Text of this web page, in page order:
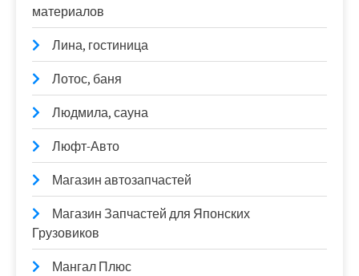
материалов
Лина, гостиница
Лотос, баня
Людмила, сауна
Люфт-Авто
Магазин автозапчастей
Магазин Запчастей для Японских
Грузовиков
Мангал Плюс